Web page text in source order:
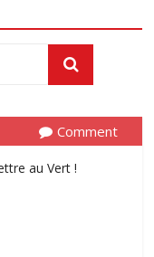
Comment
au Vert !